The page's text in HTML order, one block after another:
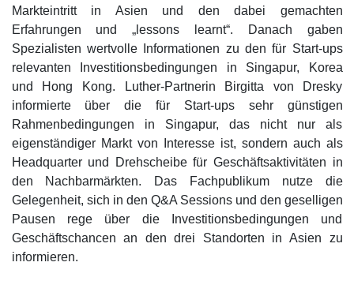
Markteintritt in Asien und den dabei gemachten
Erfahrungen und „lessons learnt“. Danach gaben
Spezialisten wertvolle Informationen zu den für Start-ups
relevanten Investitionsbedingungen in Singapur, Korea
und Hong Kong. Luther-Partnerin Birgitta von Dresky
informierte über die für Start-ups sehr günstigen
Rahmenbedingungen in Singapur, das nicht nur als
eigenständiger Markt von Interesse ist, sondern auch als
Headquarter und Drehscheibe für Geschäftsaktivitäten in
den Nachbarmärkten. Das Fachpublikum nutze die
Gelegenheit, sich in den Q&A Sessions und den geselligen
Pausen rege über die Investitionsbedingungen und
Geschäftschancen an den drei Standorten in Asien zu
informieren.